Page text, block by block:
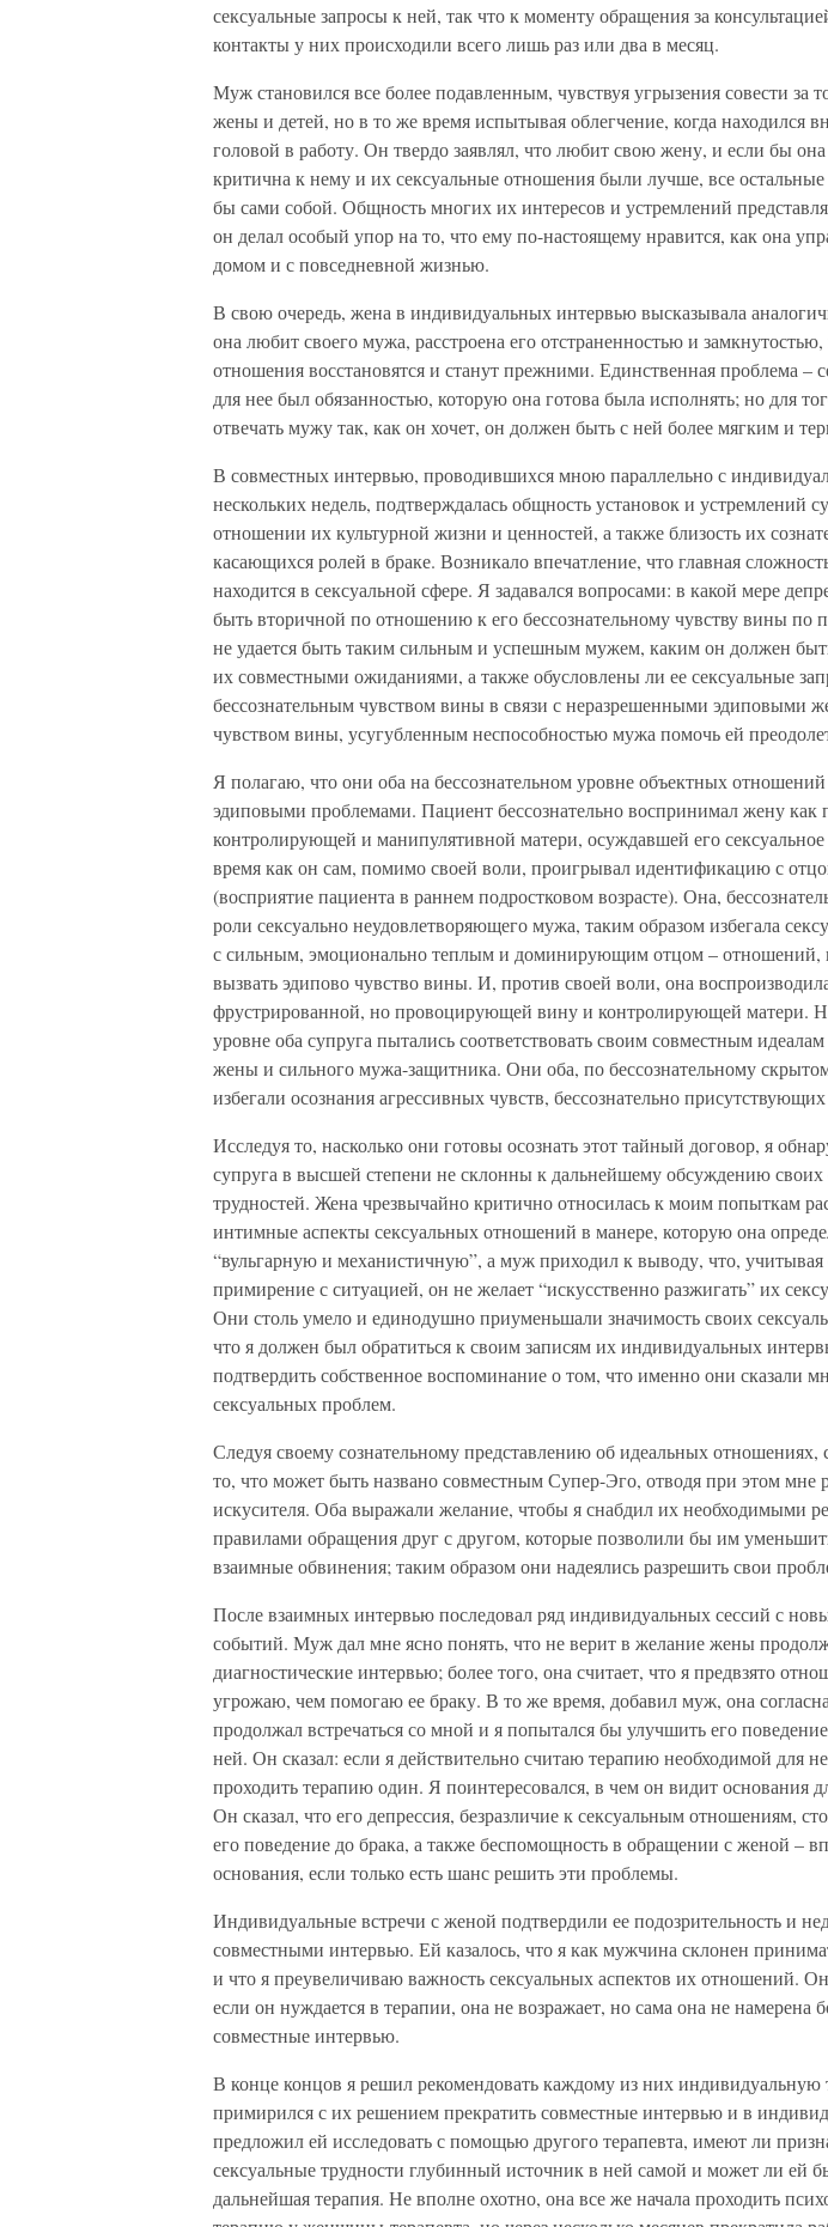
сексуальные запросы к ней, так что к моменту обращения за
контакты у них происходили всего лишь раз или два в месяц.
Муж становился все более подавленным, чувствуя угрызения совести за
жены и детей, но в то же время испытывая облегчение, когда находился
головой в работу. Он твердо заявлял, что любит свою жену, и если бы
критична к нему и их сексуальные отношения были лучше, все
бы сами собой. Общность многих их интересов и устремлений
он делал особый упор на то, что ему по-настоящему нравится, как она
домом и с повседневной жизнью.
В свою очередь, жена в индивидуальных интервью высказывала
она любит своего мужа, расстроена его отстраненностью и замкнутостью,
отношения восстановятся и станут прежними. Единственная проблема –
для нее был обязанностью, которую она готова была исполнять; но для
отвечать мужу так, как он хочет, он должен быть с ней более мягким и
В совместных интервью, проводившихся мною параллельно с
нескольких недель, подтверждалась общность установок и устремлений
отношении их культурной жизни и ценностей, а также близость их
касающихся ролей в браке. Возникало впечатление, что главная
находится в сексуальной сфере. Я задавался вопросами: в какой мере
быть вторичной по отношению к его бессознательному чувству вины по
не удается быть таким сильным и успешным мужем, каким он должен
их совместными ожиданиями, а также обусловлены ли ее сексуальные
бессознательным чувством вины в связи с неразрешенными эдиповыми
чувством вины, усугубленным неспособностью мужа помочь ей
Я полагаю, что они оба на бессознательном уровне объектных
эдиповыми проблемами. Пациент бессознательно воспринимал жену как
контролирующей и манипулятивной матери, осуждавшей его
время как он сам, помимо своей воли, проигрывал идентификацию с
(восприятие пациента в раннем подростковом возрасте). Она,
роли сексуально неудовлетворяющего мужа, таким образом избегала
с сильным, эмоционально теплым и доминирующим отцом – отношений,
вызвать эдипово чувство вины. И, против своей воли, она
фрустрированной, но провоцирующей вину и контролирующей матери.
уровне оба супруга пытались соответствовать своим совместным
жены и сильного мужа-защитника. Они оба, по бессознательному
избегали осознания агрессивных чувств, бессознательно
Исследуя то, насколько они готовы осознать этот тайный договор, я
супруга в высшей степени не склонны к дальнейшему обсуждению своих
трудностей. Жена чрезвычайно критично относилась к моим попыткам
интимные аспекты сексуальных отношений в манере, которую она
“вульгарную и механистичную”, а муж приходил к выводу, что, учитывая
примирение с ситуацией, он не желает “искусственно разжигать” их
Они столь умело и единодушно приуменьшали значимость своих
что я должен был обратиться к своим записям их индивидуальных
подтвердить собственное воспоминание о том, что именно они сказали
сексуальных проблем.
Следуя своему сознательному представлению об идеальных отношениях,
то, что может быть названо совместным Супер-Эго, отводя при этом мне
искусителя. Оба выражали желание, чтобы я снабдил их необходимыми
правилами обращения друг с другом, которые позволили бы им
взаимные обвинения; таким образом они надеялись разрешить свои
После взаимных интервью последовал ряд индивидуальных сессий с
событий. Муж дал мне ясно понять, что не верит в желание жены
диагностические интервью; более того, она считает, что я предвзято
угрожаю, чем помогаю ее браку. В то же время, добавил муж, она
продолжал встречаться со мной и я попытался бы улучшить его
ней. Он сказал: если я действительно считаю терапию необходимой для
проходить терапию один. Я поинтересовался, в чем он видит основания
Он сказал, что его депрессия, безразличие к сексуальным отношениям,
его поведение до брака, а также беспомощность в обращении с женой –
основания, если только есть шанс решить эти проблемы.
Индивидуальные встречи с женой подтвердили ее подозрительность и
совместными интервью. Ей казалось, что я как мужчина склонен
и что я преувеличиваю важность сексуальных аспектов их отношений.
если он нуждается в терапии, она не возражает, но сама она не намерена
совместные интервью.
В конце концов я решил рекомендовать каждому из них
примирился с их решением прекратить совместные интервью и в
предложил ей исследовать с помощью другого терапевта, имеют ли
сексуальные трудности глубинный источник в ней самой и может ли ей
дальнейшая терапия. Не вполне охотно, она все же начала проходить